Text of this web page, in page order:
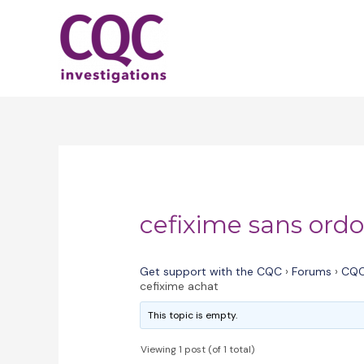
cefixime sans
Get support with the CQC › Forums ›
cefixime achat
This topic is empty.
Viewing 1 post (of 1 total)